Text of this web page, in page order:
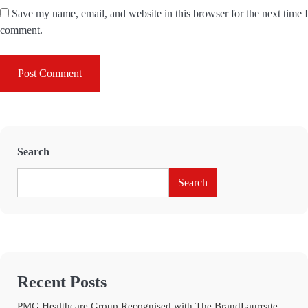
Save my name, email, and website in this browser for the next time I
comment.
Search
Search
Recent Posts